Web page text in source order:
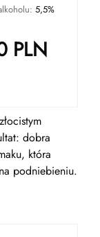
5,5%
PLN
dobra
która
podniebieniu.